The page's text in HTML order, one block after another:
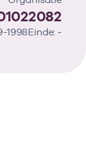
1998Einde: -